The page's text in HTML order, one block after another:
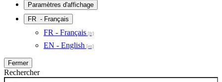
Paramètres d'affichage
FR - Français
FR - Français
EN - English
Fermer
Rechercher